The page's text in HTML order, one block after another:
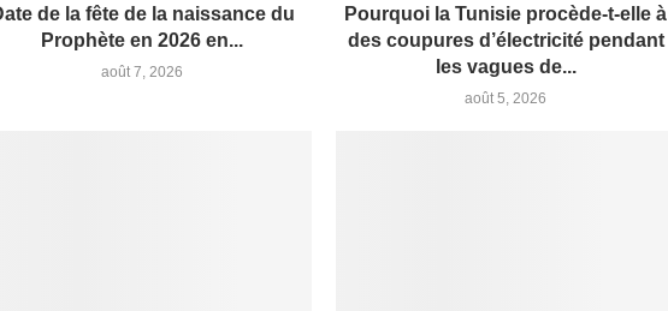
de la fête de la naissance du
Prophète en 2026 en...
août 7, 2026
Pourquoi la Tunisie procède-t-elle à
des coupures d’électricité pendant
les vagues de...
août 5, 2026